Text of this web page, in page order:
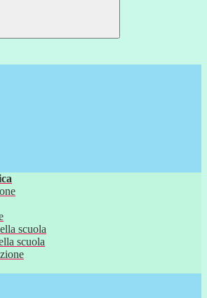
scuola
scuola